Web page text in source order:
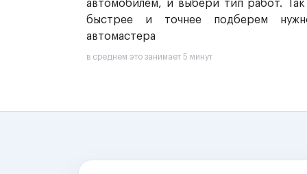
автомобилем, и выбери тип работ.
быстрее и точнее подберем
автомастера
в среднем это занимает 5 минут